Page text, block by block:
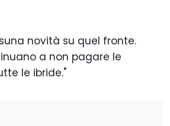
novità su quel fronte.
a non pagare le
le ibride."